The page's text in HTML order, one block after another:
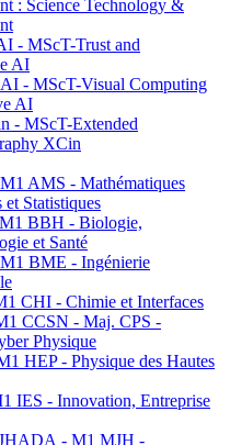
: Science Technology &
- MScT-Trust and
AI
- MScT-Visual Computing
AI
- MScT-Extended
XCin
AMS - Mathématiques
Statistiques
BBH - Biologie,
et Santé
BME - Ingénierie
CHI - Chimie et Interfaces
CCSN - Maj. CPS -
Physique
HEP - Physique des Hautes
IES - Innovation, Entreprise
- M1 MJH -